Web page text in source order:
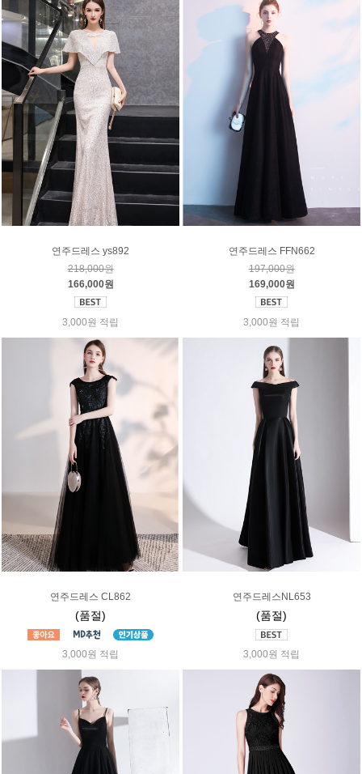
연주드레스 ys892
218,000원
166,000원
3,000원 적립
연주드레스 FFN662
197,000원
169,000원
3,000원 적립
연주드레스 CL862
(품절)
3,000원 적립
연주드레스NL653
(품절)
3,000원 적립